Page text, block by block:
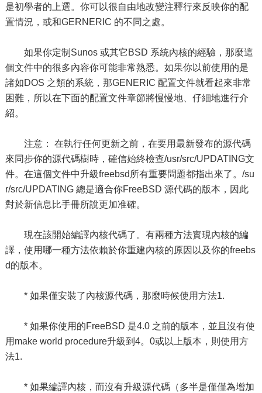
是初學者的上選。你可以很自由地改變注釋行來反映你的配
置情況，或和GERNERIC 的不同之處。
如果你定制Sunos 或其它BSD 系統內核的經驗，那麼這
個文件中的很多內容你可能非常熟悉。如果你以前使用的是
諸如DOS 之類的系統，那GENERIC 配置文件就看起來非常
困難，所以在下面的配置文件章節將慢慢地、仔細地進行介
紹。
注意： 在執行任何更新之前，在要用最新發布的源代碼
來同步你的源代碼樹時，確信始終檢查/usr/src/UPDATING文
件。在這個文件中升級freebsd所有重要問題都指出來了。/su
r/src/UPDATING 總是適合你FreeBSD 源代碼的版本，因此
對於新信息比手冊所說更加准確。
現在該開始編譯內核代碼了。有兩種方法實現內核的編
譯，使用哪一種方法依賴於你重建內核的原因以及你的freebs
d的版本。
* 如果僅安裝了內核源代碼，那麼時候使用方法1.
* 如果你使用的FreeBSD 是4.0 之前的版本，並且沒有使
用make world procedure升級到4。0或以上版本，則使用方
法1.
* 如果編譯內核，而沒有升級源代碼（多半是僅僅為增加